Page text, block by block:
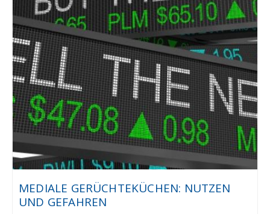
MEDIALE GERÜCHTEKÜCHEN: NUTZEN
UND GEFAHREN